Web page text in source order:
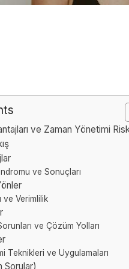
ve Zaman Yönetimi
ve Sonuçları
ve Verimlilik
ve Çözüm Yolları
Teknikleri ve Uygulamaları
Sorular)